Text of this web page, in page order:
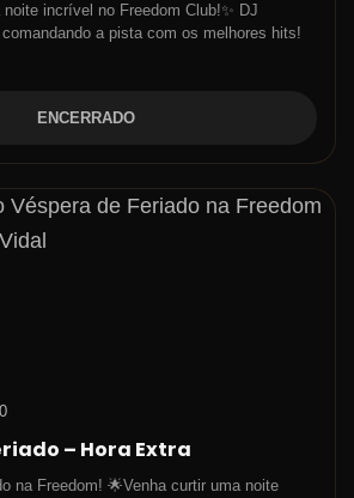
noite incrível no Freedom Club!✨ DJ
a pista com os melhores hits!
ENCERRADO
– Hora Extra
na Freedom! 🌟Venha curtir uma noite